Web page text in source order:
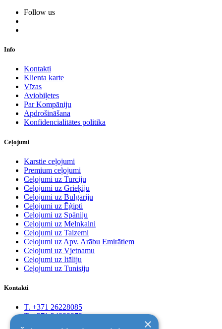
Follow us
Info
Kontakti
Klienta karte
Vīzas
Aviobiļetes
Par Kompāniju
Apdrošināšana
Konfidencialitātes politika
Ceļojumi
Karstie ceļojumi
Premium ceļojumi
Ceļojumi uz Turciju
Ceļojumi uz Grieķiju
Ceļojumi uz Bulgāriju
Ceļojumi uz Ēģipti
Ceļojumi uz Spāniju
Ceļojumi uz Melnkalni
Ceļojumi uz Taizemi
Ceļojumi uz Apv. Arābu Emirātiem
Ceļojumi uz Vjetnamu
Ceļojumi uz Itāliju
Ceļojumi uz Tunisiju
Kontakti
T. +371 26228085
T. +371 24888878
×